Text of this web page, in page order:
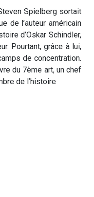
Spielberg sortait
de l’auteur américain
d’Oskar Schindler,
Pourtant, grâce à lui,
de concentration.
du 7ème art, un chef
de l’histoire